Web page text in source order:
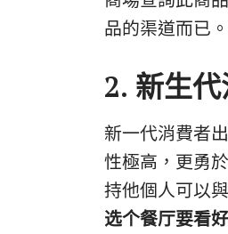
品的渠道而已。
2. 新生
新一代消費者
性極高，更勇
持他個人可以
选个餐厅要看